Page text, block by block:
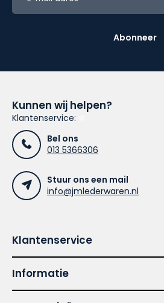
Abonneer
Kunnen wij helpen?
Klantenservice:
Bel ons
013 5366306
Stuur ons een mail
info@jmlederwaren.nl
Klantenservice
Informatie